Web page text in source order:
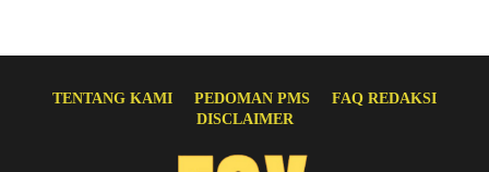
TENTANG KAMI PEDOMAN PMS
FAQ REDAKSI
DISCLAIMER